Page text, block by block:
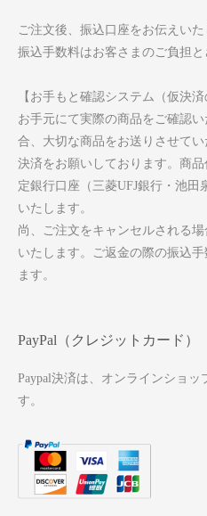
ご注文後、振込口座をお伝えいた
振込手数料はお客さまのご負担と
【お手もと確認システム（仮決済
お手元にて実際の商品をご確認
合、大切な商品をお送りさせて
決済をお願いしております。商
定銀行口座（三菱UFJ銀行・池
いたします。
尚、ご注文をキャンセルされる
いたします。ご返金の際の振込
ます。
PayPal（クレジットカード）
Paypal決済は、オンラインショ
す。